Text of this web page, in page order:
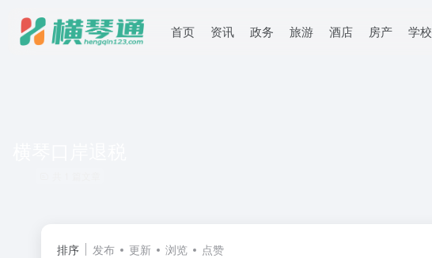
首页 资讯 政务 旅游 酒店 房产 学校
排序 发布 更新 浏览 点赞